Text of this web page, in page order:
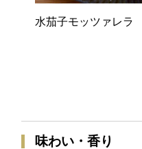
水茄子モッツァレラ
味わい・香り